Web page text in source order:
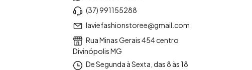
(37) 991155288
laviefashionstoree@gmail.com
Rua Minas Gerais 454 centro
Divinópolis MG
De Segunda à Sexta, das 8 às 18